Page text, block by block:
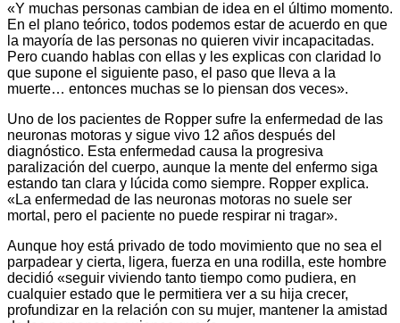
«Y muchas personas cambian de idea en el último momento.
En el plano teórico, todos podemos estar de acuerdo en que
la mayoría de las personas no quieren vivir incapacitadas.
Pero cuando hablas con ellas y les explicas con claridad lo
que supone el siguiente paso, el paso que lleva a la
muerte… entonces muchas se lo piensan dos veces».
Uno de los pacientes de Ropper sufre la enfermedad de las
neuronas motoras y sigue vivo 12 años después del
diagnóstico. Esta enfermedad causa la progresiva
paralización del cuerpo, aunque la mente del enfermo siga
estando tan clara y lúcida como siempre. Ropper explica.
«La enfermedad de las neuronas motoras no suele ser
mortal, pero el paciente no puede respirar ni tragar».
Aunque hoy está privado de todo movimiento que no sea el
parpadear y cierta, ligera, fuerza en una rodilla, este hombre
decidió «seguir viviendo tanto tiempo como pudiera, en
cualquier estado que le permitiera ver a su hija crecer,
profundizar en la relación con su mujer, mantener la amistad